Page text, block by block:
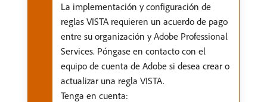
La implementación y configuración de
reglas VISTA requieren un acuerdo de pago
entre su organización y Adobe Professional
Services. Póngase en contacto con el
equipo de cuenta de Adobe si desea crear o
actualizar una regla VISTA.
Tenga en cuenta: